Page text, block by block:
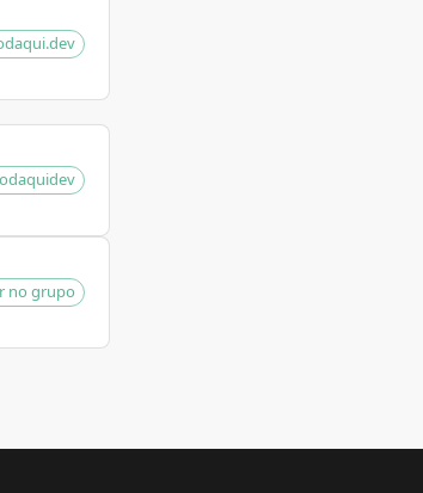
no grupo